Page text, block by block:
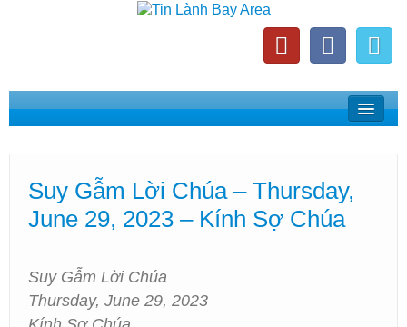
Home
Phát Thanh Tin Lành Bay Area
Các Hội Thánh Bắc California
Suy Gẫm Lời Chúa – Thursday,
June 29, 2023 – Kính Sợ Chúa
Suy Gẫm Lời Chúa
Thursday, June 29, 2023